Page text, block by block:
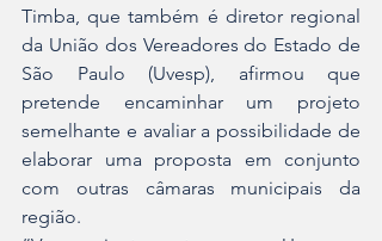
Timba, que também é diretor regional
da União dos Vereadores do Estado de
São Paulo (Uvesp), afirmou que
pretende encaminhar um projeto
semelhante e avaliar a possibilidade de
elaborar uma proposta em conjunto
com outras câmaras municipais da
região.